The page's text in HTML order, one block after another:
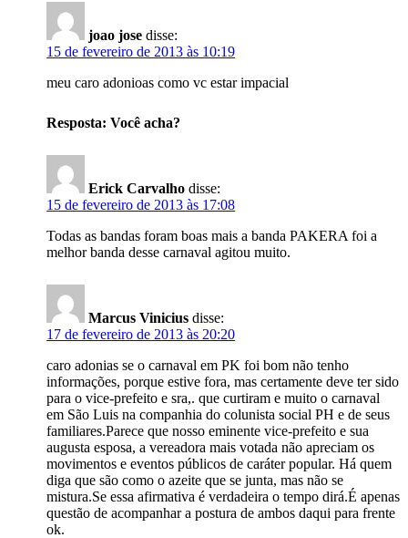
joao jose disse:
15 de fevereiro de 2013 às 10:19
meu caro adonioas como vc estar impacial
Resposta: Você acha?
Erick Carvalho disse:
15 de fevereiro de 2013 às 17:08
Todas as bandas foram boas mais a banda PAKERA foi a
melhor banda desse carnaval agitou muito.
Marcus Vinicius disse:
17 de fevereiro de 2013 às 20:20
caro adonias se o carnaval em PK foi bom não tenho
informações, porque estive fora, mas certamente deve ter sido
para o vice-prefeito e sra,. que curtiram e muito o carnaval
em São Luis na companhia do colunista social PH e de seus
familiares.Parece que nosso eminente vice-prefeito e sua
augusta esposa, a vereadora mais votada não apreciam os
movimentos e eventos públicos de caráter popular. Há quem
diga que são como o azeite que se junta, mas não se
mistura.Se essa afirmativa é verdadeira o tempo dirá.É apenas
questão de acompanhar a postura de ambos daqui para frente
ok.